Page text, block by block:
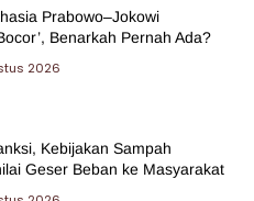
Prabowo–Jokowi
Benarkah Pernah Ada?
2026
Kebijakan Sampah
Geser Beban ke Masyarakat